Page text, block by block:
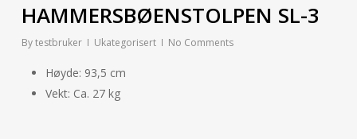
HAMMERSBØENSTOLPEN SL-3
Bytestbruker Ukategorisert No Comments
Høyde: 93,5 cm
Vekt: Ca. 27 kg